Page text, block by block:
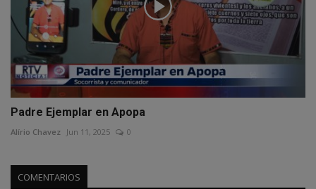
Padre Ejemplar en Apopa
Alírio Chavez Jun 11, 2025 0
COMENTARIOS